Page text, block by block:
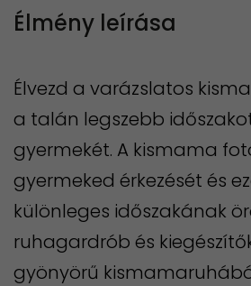
Élmény leírása
Élvezd a varázslatos
a talán legszebb
gyermekét. A kismama
gyermeked érkezését és
különleges időszakának
ruhagardrób és
gyönyörű